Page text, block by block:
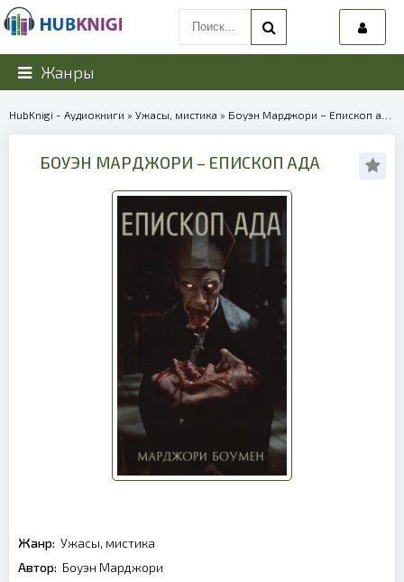
Жанры
HubKnigi - Аудиокниги » Ужасы, мистика » Боуэн Марджори – Епископ ада | 40021
БОУЭН МАРДЖОРИ – ЕПИСКОП АДА
Жанр: Ужасы, мистика
Автор: Боуэн Марджори